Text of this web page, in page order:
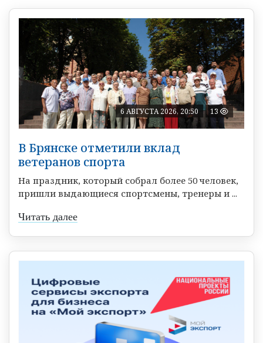
6 АВГУСТА 2026, 20:50 13
В Брянске отметили вклад
ветеранов спорта
На праздник, который собрал более 50 человек,
пришли выдающиеся спортсмены, тренеры и ...
Читать далее